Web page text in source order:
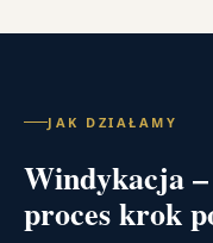
JAK DZIAŁAMY
Windykacja
proces krok